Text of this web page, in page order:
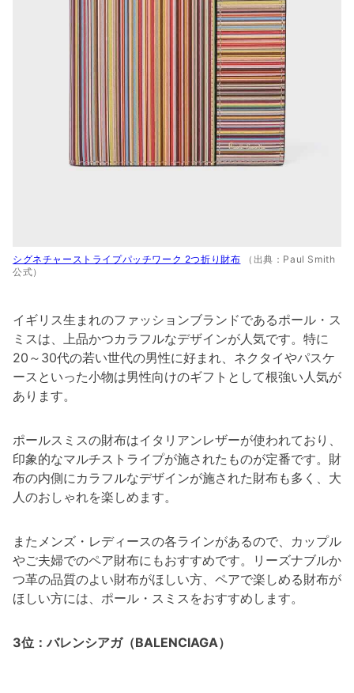
シグネチャーストライプパッチワーク 2つ折り財布 （出典：Paul Smith
公式）
イギリス生まれのファッションブランドであるポール・ス
ミスは、上品かつカラフルなデザインが人気です。特に
20～30代の若い世代の男性に好まれ、ネクタイやパスケ
ースといった小物は男性向けのギフトとして根強い人気が
あります。
ポールスミスの財布はイタリアンレザーが使われており、
印象的なマルチストライプが施されたものが定番です。財
布の内側にカラフルなデザインが施された財布も多く、大
人のおしゃれを楽しめます。
またメンズ・レディースの各ラインがあるので、カップル
やご夫婦でのペア財布にもおすすめです。リーズナブルか
つ革の品質のよい財布がほしい方、ペアで楽しめる財布が
ほしい方には、ポール・スミスをおすすめします。
3位：バレンシアガ（BALENCIAGA）